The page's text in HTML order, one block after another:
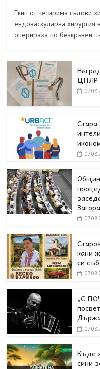
Екип от четирима съдови
ендоваскуларна
оперираха по безкръвен
ЦПЛР
Стара
Загора
кани
си
„С
Къде
сини